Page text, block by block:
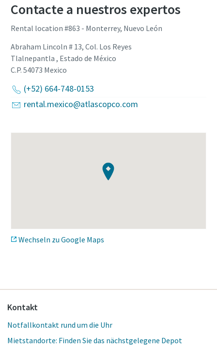
Contacte a nuestros expertos
Rental location #863 - Monterrey, Nuevo León
Abraham Lincoln # 13, Col. Los Reyes
Tlalnepantla , Estado de México
C.P. 54073 Mexico
(+52) 664-748-0153
rental.mexico@atlascopco.com
Wechseln zu Google Maps
Kontakt
Notfallkontakt rund um die Uhr
Mietstandorte: Finden Sie das nächstgelegene Depot